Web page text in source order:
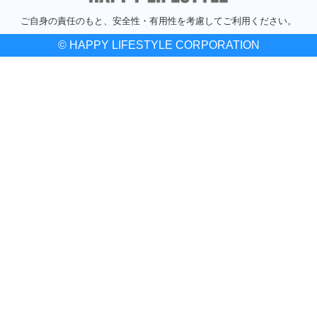
ご自身の責任のもと、安全性・有用性を考慮してご利用ください。
© HAPPY LIFESTYLE CORPORATION